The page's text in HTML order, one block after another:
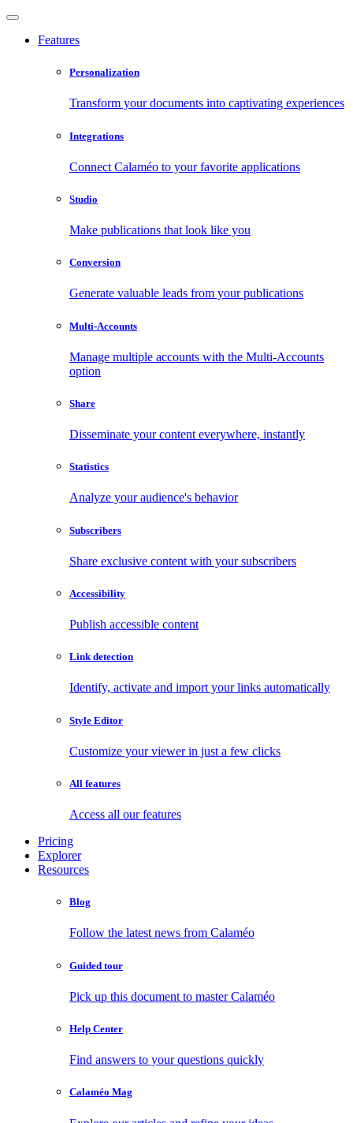
Features
Personalization
Transform your documents into captivating experiences
Integrations
Connect Calaméo to your favorite applications
Studio
Make publications that look like you
Conversion
Generate valuable leads from your publications
Multi-Accounts
Manage multiple accounts with the Multi-Accounts
option
Share
Disseminate your content everywhere, instantly
Statistics
Analyze your audience's behavior
Subscribers
Share exclusive content with your subscribers
Accessibility
Publish accessible content
Link detection
Identify, activate and import your links automatically
Style Editor
Customize your viewer in just a few clicks
All features
Access all our features
Pricing
Explorer
Resources
Blog
Follow the latest news from Calaméo
Guided tour
Pick up this document to master Calaméo
Help Center
Find answers to your questions quickly
Calaméo Mag